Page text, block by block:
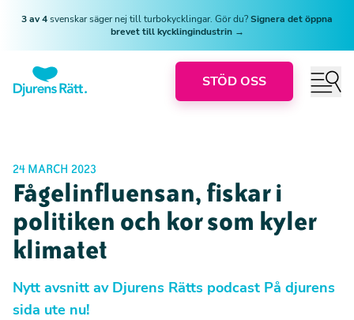
3 av 4svenskar säger nej till turbokycklingar. Gör du?Signera det öppna
brevet till kycklingindustrin →
STÖD OSS
24 MARCH 2023
Fågelinfluensan, fiskar i
politiken och kor som kyler
klimatet
Nytt avsnitt av Djurens Rätts podcast På djurens
sida ute nu!